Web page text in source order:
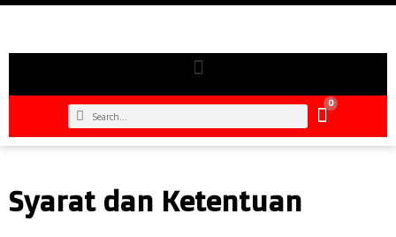
0
Syarat dan Ketentuan